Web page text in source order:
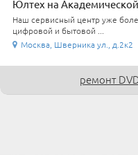
Юлтех на Академической
Наш сервисный центр уже
цифровой и бытовой ...
Москва, Шверника ул., д.2к2
ремонт